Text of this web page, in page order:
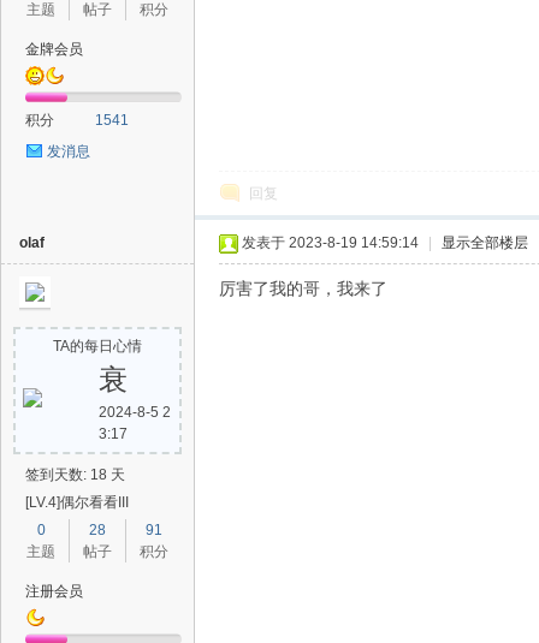
主题
帖子
积分
金牌会员
积分
1541
发消息
回复
olaf
TA的每日心情
衰
2024-8-5 2
3:17
签到天数: 18 天
[LV.4]偶尔看看III
0
主题
28
帖子
91
积分
注册会员
发表于 2023-8-19 14:59:14 显示全部楼层
厉害了我的哥，我来了